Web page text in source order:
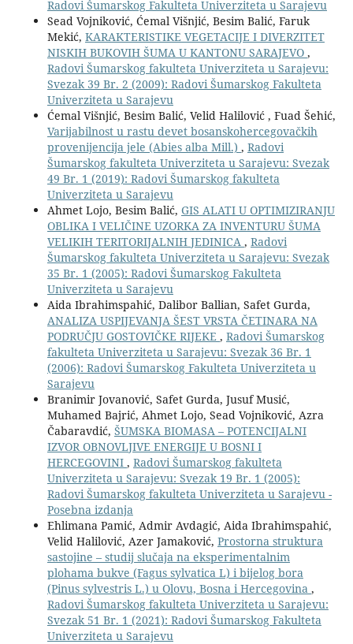
Radovi Šumarskog Fakulteta Univerziteta u Sarajevu
Sead Vojniković, Ćemal Višnjić, Besim Balić, Faruk
Mekić, KARAKTERISTIKE VEGETACIJE I DIVERZITET
NISKIH BUKOVIH ŠUMA U KANTONU SARAJEVO ,
Radovi Šumarskog fakulteta Univerziteta u Sarajevu:
Svezak 39 Br. 2 (2009): Radovi Šumarskog Fakulteta
Univerziteta u Sarajevu
Ćemal Višnjić, Besim Balić, Velid Halilović , Fuad Šehić,
Varijabilnost u rastu devet bosanskohercegovačkih
provenijencija jele (Abies alba Mill.) , Radovi
Šumarskog fakulteta Univerziteta u Sarajevu: Svezak
49 Br. 1 (2019): Radovi Šumarskog fakulteta
Univerziteta u Sarajevu
Ahmet Lojo, Besim Balić, GIS ALATI U OPTIMIZIRANJU
OBLIKA I VELIČINE UZORKA ZA INVENTURU ŠUMA
VELIKIH TERITORIJALNIH JEDINICA , Radovi
Šumarskog fakulteta Univerziteta u Sarajevu: Svezak
35 Br. 1 (2005): Radovi Šumarskog Fakulteta
Univerziteta u Sarajevu
Aida Ibrahimspahić, Dalibor Ballian, Safet Gurda,
ANALIZA USPIJEVANJA ŠEST VRSTA ČETINARA NA
PODRUČJU GOSTOVIČKE RIJEKE , Radovi Šumarskog
fakulteta Univerziteta u Sarajevu: Svezak 36 Br. 1
(2006): Radovi Šumarskog Fakulteta Univerziteta u
Sarajevu
Branimir Jovanović, Safet Gurda, Jusuf Musić,
Muhamed Bajrić, Ahmet Lojo, Sead Vojniković, Azra
Čabaravdić, ŠUMSKA BIOMASA – POTENCIJALNI
IZVOR OBNOVLJIVE ENERGIJE U BOSNI I
HERCEGOVINI , Radovi Šumarskog fakulteta
Univerziteta u Sarajevu: Svezak 19 Br. 1 (2005):
Radovi Šumarskog fakulteta Univerziteta u Sarajevu -
Posebna izdanja
Ehlimana Pamić, Admir Avdagić, Aida Ibrahimspahić,
Velid Halilović, Azer Jamaković, Prostorna struktura
sastojine – studij slučaja na eksperimentalnim
plohama bukve (Fagus sylvatica L) i bijelog bora
(Pinus sylvestris L.) u Olovu, Bosna i Hercegovina ,
Radovi Šumarskog fakulteta Univerziteta u Sarajevu:
Svezak 51 Br. 1 (2021): Radovi Šumarskog Fakulteta
Univerziteta u Sarajevu